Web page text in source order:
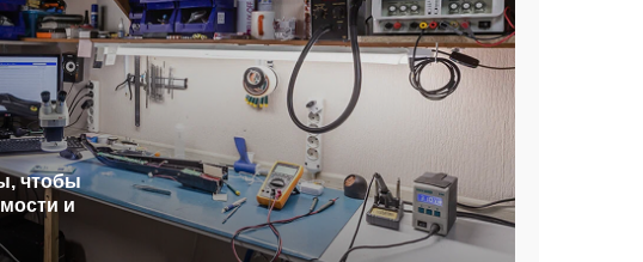
чтобы
и